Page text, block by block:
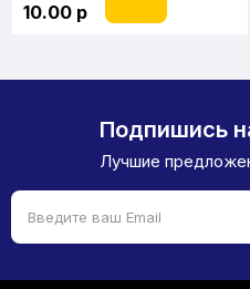
10.00 р
Подпишись
Лучшие